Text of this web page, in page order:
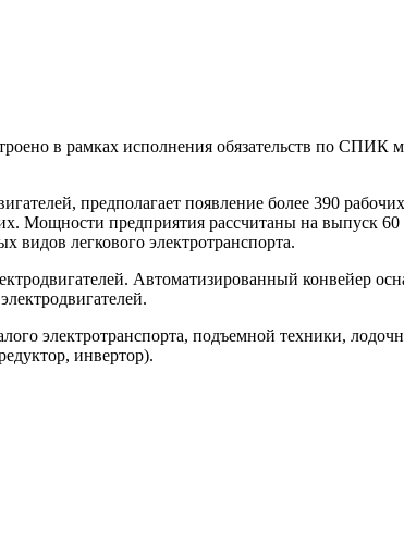
в рамках исполнения обязательств по СПИК
предполагает появление более 390
Мощности предприятия рассчитаны на выпуск 60
видов легкового электротранспорта.
Автоматизированный конвейер
электротранспорта, подъемной техники,
инвертор).